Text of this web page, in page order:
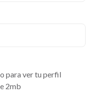
para ver tu perfil
2mb